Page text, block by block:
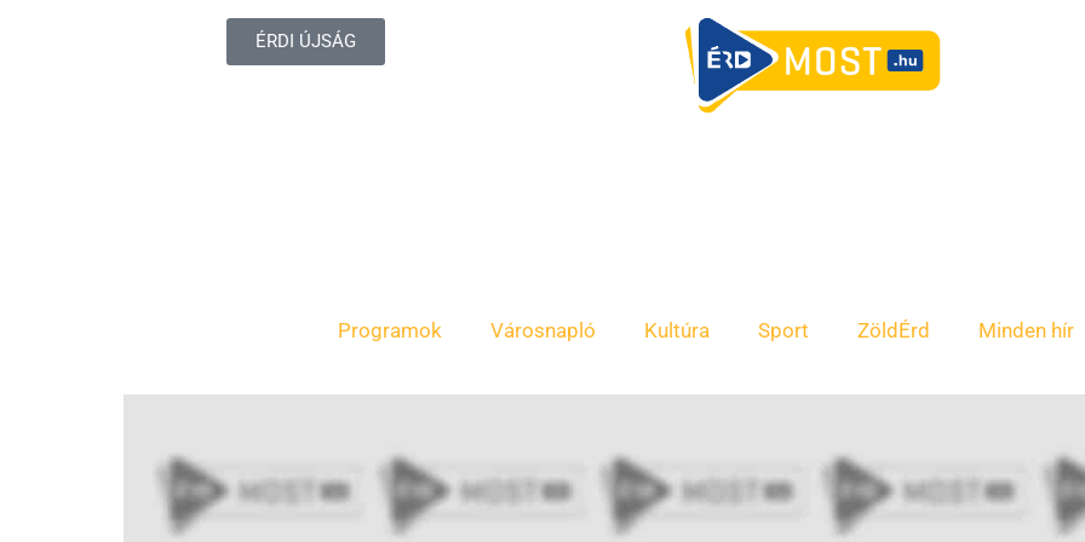
ÉRDI ÚJSÁG
Programok Városnapló Kultúra Sport ZöldÉrd Minden hír